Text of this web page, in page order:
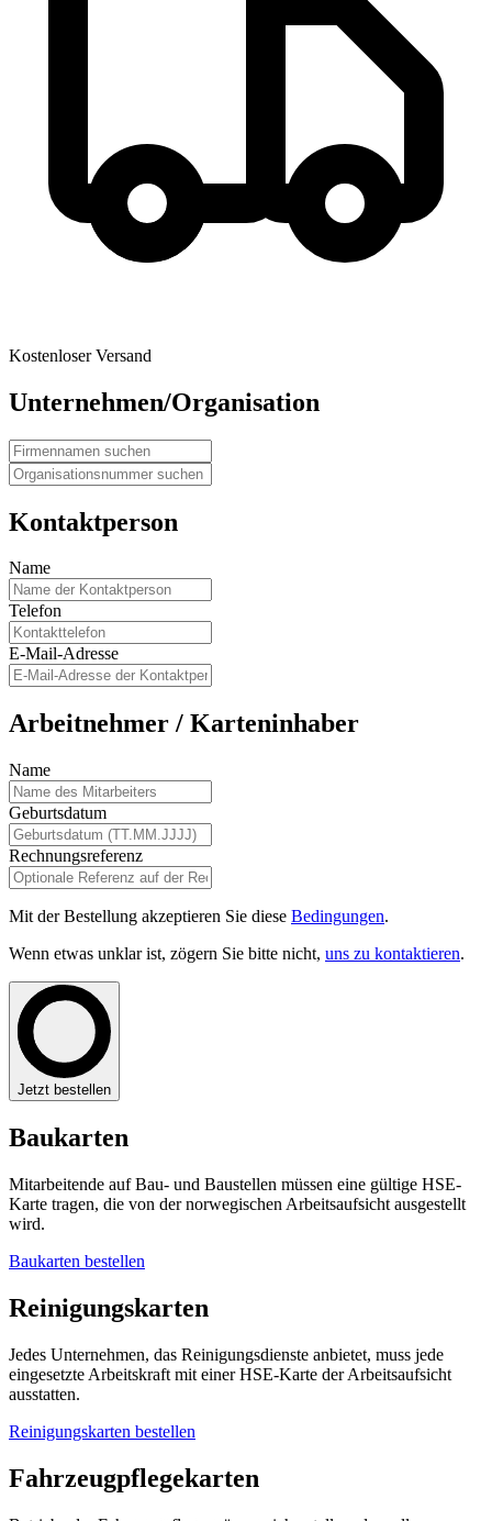
Kostenloser Versand
Unternehmen/Organisation
Kontaktperson
Name
Telefon
E-Mail-Adresse
Arbeitnehmer / Karteninhaber
Name
Geburtsdatum
Rechnungsreferenz
Mit der Bestellung akzeptieren Sie diese Bedingungen.
Wenn etwas unklar ist, zögern Sie bitte nicht, uns zu kontaktieren.
Jetzt bestellen
Baukarten
Mitarbeitende auf Bau- und Baustellen müssen eine gültige HSE-
Karte tragen, die von der norwegischen Arbeitsaufsicht ausgestellt
wird.
Baukarten bestellen
Reinigungskarten
Jedes Unternehmen, das Reinigungsdienste anbietet, muss jede
eingesetzte Arbeitskraft mit einer HSE-Karte der Arbeitsaufsicht
ausstatten.
Reinigungskarten bestellen
Fahrzeugpflegekarten